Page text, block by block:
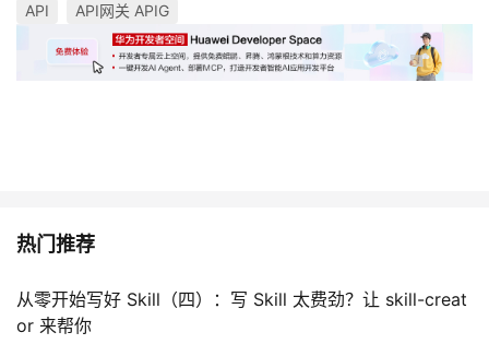
API API网关 APIG
热门推荐
从零开始写好 Skill（四）：写 Skill 太费劲？让 skill-creat
or 来帮你